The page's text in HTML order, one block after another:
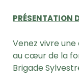
PRÉSENTATION
Venez vivre
au cœur de la
Brigade